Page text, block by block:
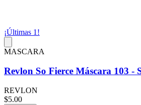
¡Últimas 1!
MASCARA
Revlon So Fierce Máscara 103 -
REVLON
$5.00